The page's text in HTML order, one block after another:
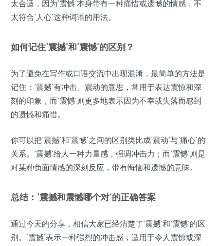
太合适，因为‘震憾’本身带有一种痛惜或遗憾的情感，不
太符合‘人心’这种词语的用法。
如何记住‘震撼’和‘震憾’的区别？
为了避免在写作或口语交流中出现混淆，最简单的方法是
记住：‘震撼’有冲击、震动的意思，常用于表达震惊和深
刻的印象，而‘震憾’则更多地表示因为不幸或失落而感到
的遗憾和痛惜。
你可以把‘震撼’和‘震憾’之间的区别类比成‘震动’与‘痛心’的
关系。‘震撼’给人一种力量感，强调冲击力；而‘震憾’则是
对某种负面情感的深刻反应，带有悔恼和遗憾的意味。
总结：‘震撼和震憾哪个对’的正确答案
通过今天的分享，相信大家已经清楚了‘震撼’和‘震憾’的区
别。‘震撼’表示一种强烈的冲击感，适用于令人震惊或深